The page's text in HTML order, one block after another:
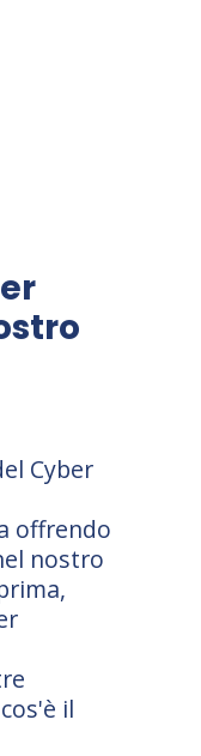
Cyber
offrendo
nostro
il